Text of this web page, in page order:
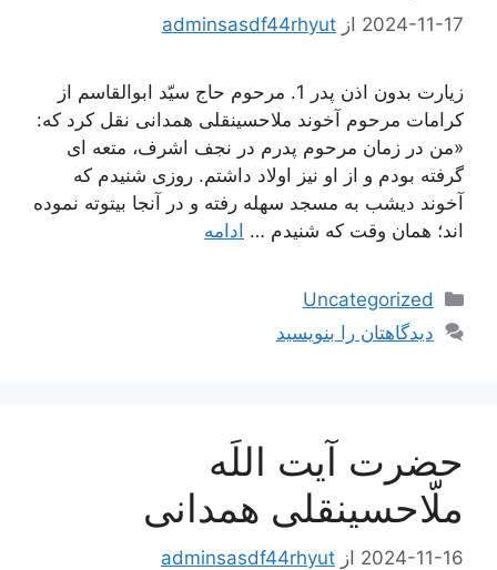
2024-11-17 از adminsasdf44rhyut
زیارت بدون اذن پدر 1. مرحوم حاج سيّد ابوالقاسم از
كرامات مرحوم آخوند ملاحسينقلى همدانى نقل كرد كه:
«من در زمان مرحوم پدرم در نجف اشرف، متعه‏ اى
گرفته بودم و از او نيز اولاد داشتم. روزى شنيدم كه
آخوند ديشب به مسجد سهله رفته و در آنجا بيتوته نموده‏
اند؛ همان وقت كه شنيدم … ادامه
دسته‌ها
Uncategorized
دیدگاهتان را بنویسید
حضرت آیت اللَه
ملّاحسینقلی همدانی
2024-11-16 از adminsasdf44rhyut